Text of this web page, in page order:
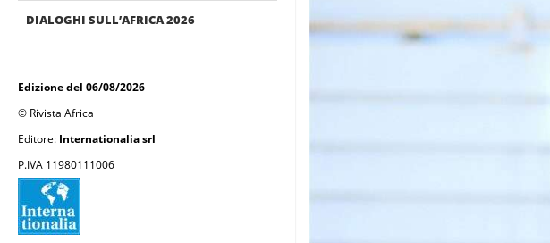
DIALOGHI SULL’AFRICA 2026
Edizione del 06/08/2026
© Rivista Africa
Editore: Internationalia srl
P.IVA 11980111006